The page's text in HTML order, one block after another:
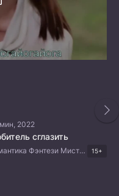
2022
сглазить
Романтика Фэнтези Мистика Мелодрама Корейские дорамы 15+